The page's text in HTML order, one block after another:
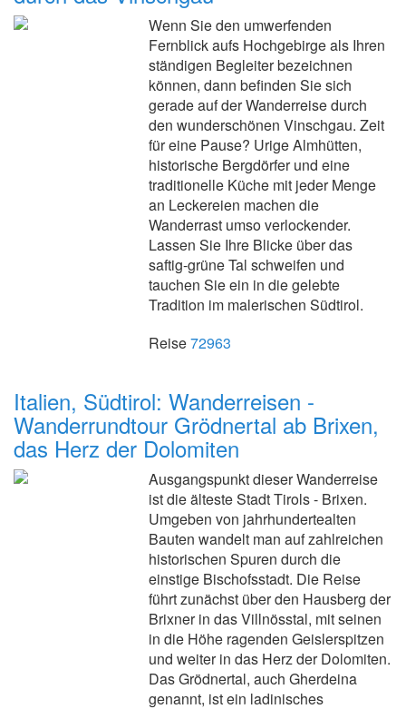
Wenn Sie den umwerfenden
Fernblick aufs Hochgebirge als Ihren
ständigen Begleiter bezeichnen
können, dann befinden Sie sich
gerade auf der Wanderreise durch
den wunderschönen Vinschgau. Zeit
für eine Pause? Urige Almhütten,
historische Bergdörfer und eine
traditionelle Küche mit jeder Menge
an Leckereien machen die
Wanderrast umso verlockender.
Lassen Sie Ihre Blicke über das
saftig-grüne Tal schweifen und
tauchen Sie ein in die gelebte
Tradition im malerischen Südtirol.
Reise72963
Italien, Südtirol: Wanderreisen -
Wanderrundtour Grödnertal ab Brixen,
das Herz der Dolomiten
Ausgangspunkt dieser Wanderreise
ist die älteste Stadt Tirols - Brixen.
Umgeben von jahrhundertealten
Bauten wandelt man auf zahlreichen
historischen Spuren durch die
einstige Bischofsstadt. Die Reise
führt zunächst über den Hausberg der
Brixner in das Villnösstal, mit seinen
in die Höhe ragenden Geislerspitzen
und weiter in das Herz der Dolomiten.
Das Grödnertal, auch Gherdeina
genannt, ist ein ladinisches